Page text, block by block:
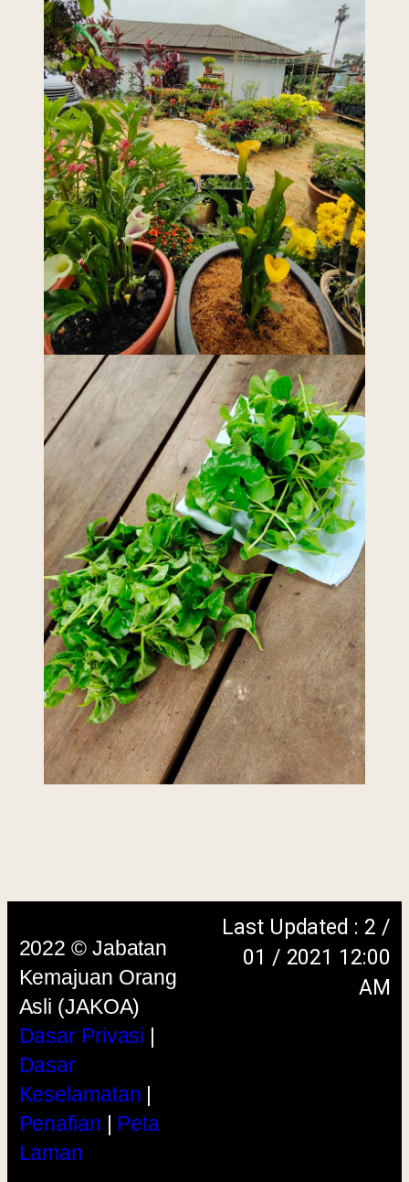
2022 © Jabatan
Kemajuan Orang
Asli (JAKOA)
Dasar Privasi|
Dasar
Keselamatan|
Penafian|Peta
Laman
Last Updated : 2 /
01 / 2021 12:00
AM
browser versi terkini dengan
skrin beresolusi 1280 x 1024 piksel